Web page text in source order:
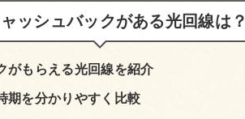
ッシュバックがある光回線は？
がもらえる光回線を紹介
期を分かりやすく比較